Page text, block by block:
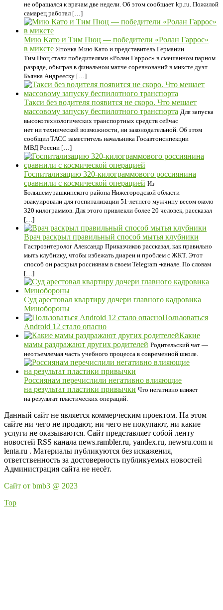
не обращался к врачам две недели. Об этом сообщает kp.ru. Пожилой
самарец работал […]
Мию Като и Тим Пюц — победители «Ролан Гаррос»
в миксте Японка Мию Като и представитель Германии
Тим Пюц стали победителями «Ролан Гаррос» в смешанном парном
разряде, обыграв в финальном матче соревнований в миксте дуэт
Бьянка Андрееску […]
Такси без водителя появится не скоро. Что мешает
массовому запуску беспилотного транспорта Для запуска
высокотехнологических транспортных средств сейчас
нет ни технической возможности, ни законодательной. Об этом
сообщил ТАСС заместитель начальника Госавтоиснпекции
МВД России […]
Госпитализацию 320-килограммового россиянина
сравнили с космической операцией Из
Большемурашкинского района Нижегородской области
эвакуировали для госпитализации 51-летнего мужчину весом около
320 килограммов. Для этого привлекли более 20 человек, рассказал
[…]
Врач раскрыл правильный способ мытья клубники
Гастроэнтеролог Александр Приказчиков рассказал, как правильно
мыть клубнику, чтобы избежать диареи и проблем с ЖКТ. Этот
способ он раскрыл россиянам в своем Telegram -канале. По словам
[…]
Суд арестовал квартиру дочери главного кадровика
Минобороны
Пользоваться
Android 12 стало опасно
Какие
мамы раздражают других родителей Родительский чат —
неотъемлемая часть учебного процесса в современной школе.
Россиянам перечислили негативно влияющие
на результат пластики привычки Что негативно влияет
на результат пластических операций.
Данный сайт не является коммерческим проектом. На этом
сайте ни чего не продают, ни чего не покупают, ни какие
услуги не оказываются. Сайт представляет собой ленту
новостей RSS канала news.rambler.ru, yandex.ru, newsru.com и
lenta.ru . Материалы публикуются без искажения,
ответственность за достоверность публикуемых новостей
Администрация сайта не несёт.
Сайт от bmb3 @ 2023
Top